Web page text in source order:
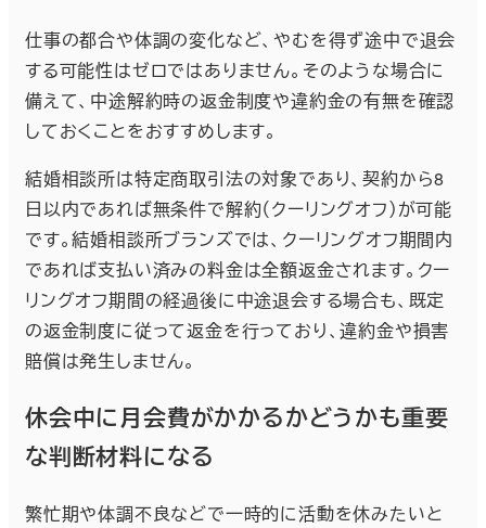
仕事の都合や体調の変化など、やむを得ず途中で退会
する可能性はゼロではありません。そのような場合に
備えて、中途解約時の返金制度や違約金の有無を確認
しておくことをおすすめします。
結婚相談所は特定商取引法の対象であり、契約から8
日以内であれば無条件で解約（クーリングオフ）が可能
です。結婚相談所ブランズでは、クーリングオフ期間内
であれば支払い済みの料金は全額返金されます。クー
リングオフ期間の経過後に中途退会する場合も、既定
の返金制度に従って返金を行っており、違約金や損害
賠償は発生しません。
休会中に月会費がかかるかどうかも重要
な判断材料になる
繁忙期や体調不良などで一時的に活動を休みたいと